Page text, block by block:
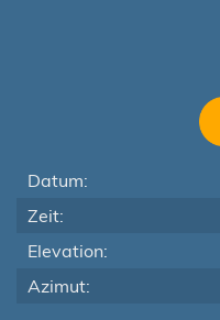
Datum:
Zeit:
Elevation:
Azimut: